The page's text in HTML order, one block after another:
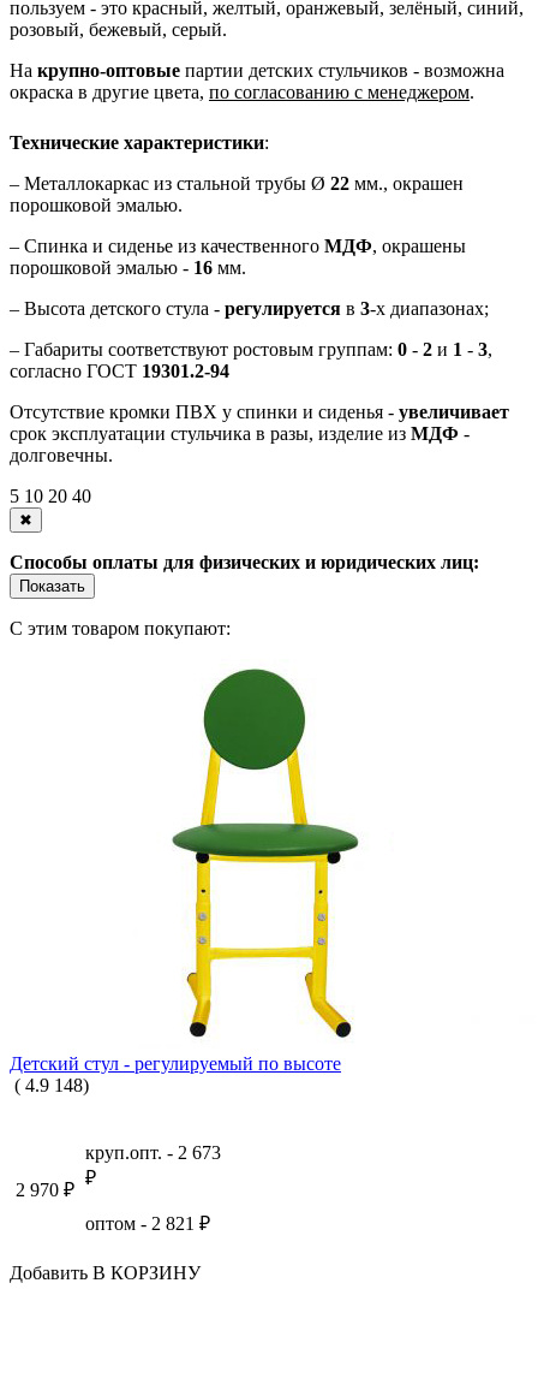
пользуем - это красный, желтый, оранжевый, зелёный, синий,
розовый, бежевый, серый.
На крупно-оптовые партии детских стульчиков - возможна
окраска в другие цвета, по согласованию с менеджером.
Технические характеристики:
– Металлокаркас из стальной трубы Ø 22 мм., окрашен
порошковой эмалью.
– Спинка и сиденье из качественного МДФ, окрашены
порошковой эмалью - 16 мм.
– Высота детского стула - регулируется в 3-х диапазонах;
– Габариты соответствуют ростовым группам: 0 - 2 и 1 - 3,
согласно ГОСТ 19301.2-94
Отсутствие кромки ПВХ у спинки и сиденья - увеличивает
срок эксплуатации стульчика в разы, изделие из МДФ -
долговечны.
5 10 20 40
✖
Способы оплаты для физических и юридических лиц:
Показать
С этим товаром покупают:
Детский стул - регулируемый по высоте
( 4.9 148)
2 970 ₽
круп.опт. - 2 673
₽
оптом - 2 821 ₽
Добавить В КОРЗИНУ